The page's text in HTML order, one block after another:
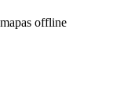
offline